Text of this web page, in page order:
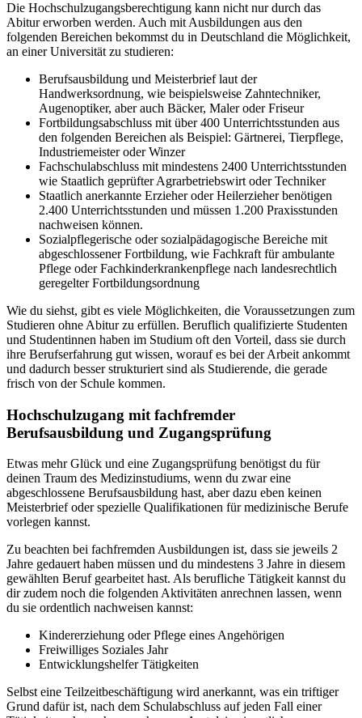
Die Hochschulzugangsberechtigung kann nicht nur durch das
Abitur erworben werden. Auch mit Ausbildungen aus den
folgenden Bereichen bekommst du in Deutschland die Möglichkeit,
an einer Universität zu studieren:
Berufsausbildung und Meisterbrief laut der
Handwerksordnung, wie beispielsweise Zahntechniker,
Augenoptiker, aber auch Bäcker, Maler oder Friseur
Fortbildungsabschluss mit über 400 Unterrichtsstunden aus
den folgenden Bereichen als Beispiel: Gärtnerei, Tierpflege,
Industriemeister oder Winzer
Fachschulabschluss mit mindestens 2400 Unterrichtsstunden
wie Staatlich geprüfter Agrarbetriebswirt oder Techniker
Staatlich anerkannte Erzieher oder Heilerzieher benötigen
2.400 Unterrichtsstunden und müssen 1.200 Praxisstunden
nachweisen können.
Sozialpflegerische oder sozialpädagogische Bereiche mit
abgeschlossener Fortbildung, wie Fachkraft für ambulante
Pflege oder Fachkinderkrankenpflege nach landesrechtlich
geregelter Fortbildungsordnung
Wie du siehst, gibt es viele Möglichkeiten, die Voraussetzungen zum
Studieren ohne Abitur zu erfüllen. Beruflich qualifizierte Studenten
und Studentinnen haben im Studium oft den Vorteil, dass sie durch
ihre Berufserfahrung gut wissen, worauf es bei der Arbeit ankommt
und dadurch besser strukturiert sind als Studierende, die gerade
frisch von der Schule kommen.
Hochschulzugang mit fachfremder
Berufsausbildung und Zugangsprüfung
Etwas mehr Glück und eine Zugangsprüfung benötigst du für
deinen Traum des Medizinstudiums, wenn du zwar eine
abgeschlossene Berufsausbildung hast, aber dazu eben keinen
Meisterbrief oder spezielle Qualifikationen für medizinische Berufe
vorlegen kannst.
Zu beachten bei fachfremden Ausbildungen ist, dass sie jeweils 2
Jahre gedauert haben müssen und du mindestens 3 Jahre in diesem
gewählten Beruf gearbeitet hast. Als berufliche Tätigkeit kannst du
dir zudem noch die folgenden Aktivitäten anrechnen lassen, wenn
du sie ordentlich nachweisen kannst:
Kindererziehung oder Pflege eines Angehörigen
Freiwilliges Soziales Jahr
Entwicklungshelfer Tätigkeiten
Selbst eine Teilzeitbeschäftigung wird anerkannt, was ein triftiger
Grund dafür ist, nach dem Schulabschluss auf jeden Fall einer